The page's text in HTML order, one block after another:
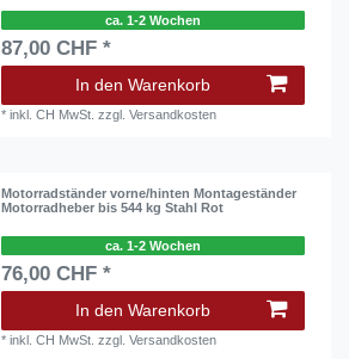
ca. 1-2 Wochen
87,00 CHF *
In den Warenkorb
*inkl. CH MwSt. zzgl.Versandkosten
Motorradständer vorne/hinten Montageständer
Motorradheber bis 544 kg Stahl Rot
ca. 1-2 Wochen
76,00 CHF *
In den Warenkorb
*inkl. CH MwSt. zzgl.Versandkosten